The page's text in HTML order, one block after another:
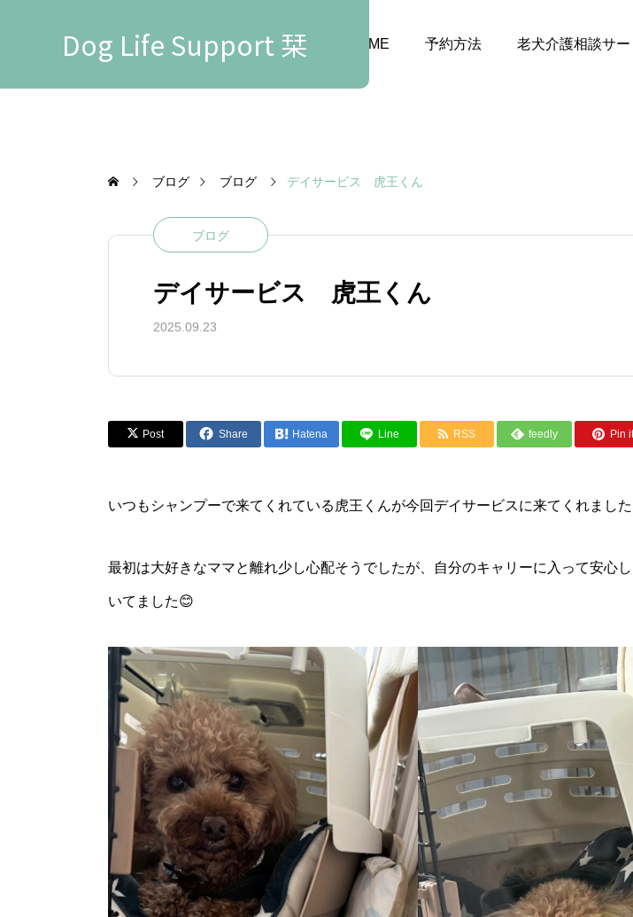
Dog Life Support 栞 HOME 予約方法 老犬介護相談サ
ブログ ブログ デイサービス 虎王くん
ブログ
デイサービス 虎王くん
2025.09.23
Post Share Hatena Line RSS feedly Pin it
いつもシャンプーで来てくれている虎王くんが今回デイサービスに来てくれました
最初は大好きなママと離れ少し心配そうでしたが、自分のキャリーに入って安心
いてました😊